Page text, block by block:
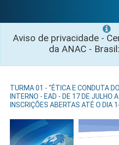
Aviso de privacidade -
da ANAC - Brasil:
TURMA 01 - "ÉTICA E CONDUTA
INTERNO - EAD - DE 17 DE JULHO
INSCRIÇÕES ABERTAS ATÉ O DIA